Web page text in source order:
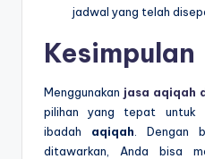
jadwal yang telah
Kesimpulan
Menggunakan jasa aqiqah
pilihan yang tepat untuk
ibadah aqiqah . Dengan
ditawarkan, Anda bisa